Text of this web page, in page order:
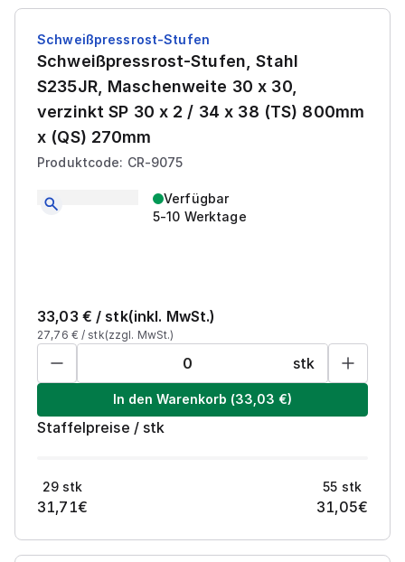
Schweißpressrost-Stufen
Schweißpressrost-Stufen, Stahl
S235JR, Maschenweite 30 x 30,
verzinkt SP 30 x 2 / 34 x 38 (TS) 800mm
x (QS) 270mm
Produktcode: CR-9075
Verfügbar
5-10 Werktage
33,03 € / stk(inkl. MwSt.)
27,76 € /stk(zzgl. MwSt.)
stk
In den Warenkorb (33,03 €)
Staffelpreise / stk
29 stk
31,71€
55 stk
31,05€